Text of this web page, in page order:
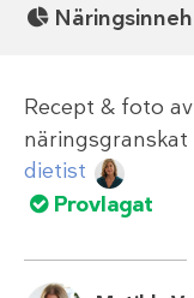
Recept & foto av
näringsgranskat
dietist
Provlagat